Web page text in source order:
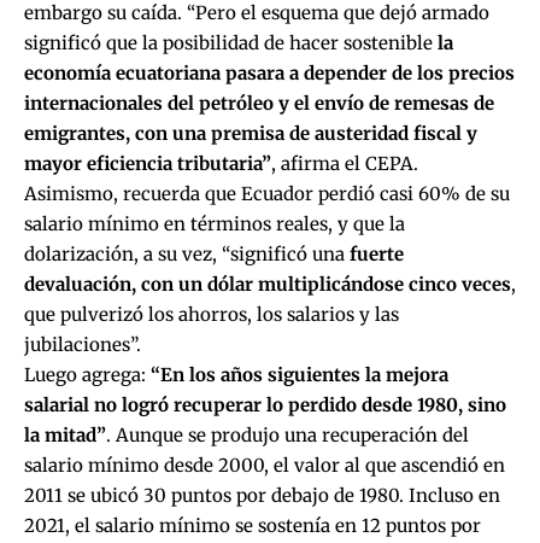
embargo su caída. “Pero el esquema que dejó armado
significó que la posibilidad de hacer sostenible la
economía ecuatoriana pasara a depender de los precios
internacionales del petróleo y el envío de remesas de
emigrantes, con una premisa de austeridad fiscal y
mayor eficiencia tributaria”, afirma el CEPA.
Asimismo, recuerda que Ecuador perdió casi 60% de su
salario mínimo en términos reales, y que la
dolarización, a su vez, “significó una fuerte
devaluación, con un dólar multiplicándose cinco veces,
que pulverizó los ahorros, los salarios y las
jubilaciones”.
Luego agrega: “En los años siguientes la mejora
salarial no logró recuperar lo perdido desde 1980, sino
la mitad”. Aunque se produjo una recuperación del
salario mínimo desde 2000, el valor al que ascendió en
2011 se ubicó 30 puntos por debajo de 1980. Incluso en
2021, el salario mínimo se sostenía en 12 puntos por